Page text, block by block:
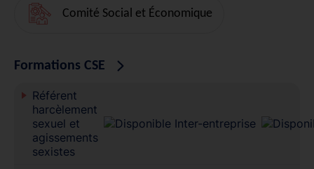
Comité Social et Économique
Formations CSE
Référent
harcèlement
sexuel et
agissements
sexistes